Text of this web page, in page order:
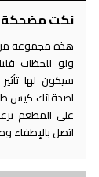
نكت مضحكة
هذه مجموعه من
ولو للحظات
سيكون لها
اصدقائك كيس
على المطعم
اتصل بالإطفاء